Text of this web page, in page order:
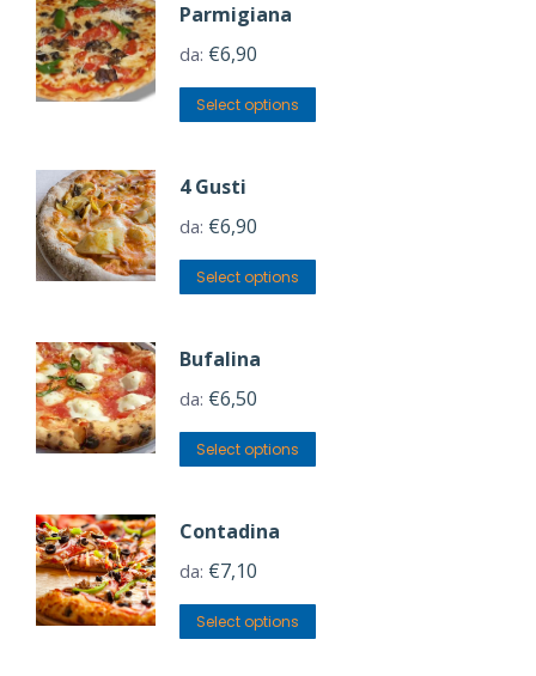
Parmigiana
da: €6,90
Select options
4 Gusti
da: €6,90
Select options
Bufalina
da: €6,50
Select options
Contadina
da: €7,10
Select options